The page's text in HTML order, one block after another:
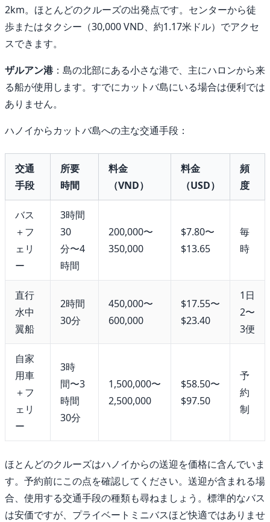
2km。ほとんどのクルーズの出発点です。センターから徒
歩またはタクシー（30,000 VND、約1.17米ドル）でアクセ
スできます。
ザルアン港：島の北部にある小さな港で、主にハロンから来
る船が使用します。すでにカットバ島にいる場合は便利では
ありません。
ハノイからカットバ島への主な交通手段：
交通
手段
所要
時間
料金
（VND）
料金
（USD）
頻
度
バス
＋フ
ェリ
ー
3時間
30
分〜4
時間
200,000〜
350,000
$7.80〜
$13.65
毎
時
直行
水中
翼船
2時間
30分
450,000〜
600,000
$17.55〜
$23.40
1日
2〜
3便
自家
用車
＋フ
ェリ
ー
3時
間〜3
時間
30分
1,500,000〜
2,500,000
$58.50〜
$97.50
予
約
制
ほとんどのクルーズはハノイからの送迎を価格に含んでいま
す。予約前にこの点を確認してください。送迎が含まれる場
合、使用する交通手段の種類も尋ねましょう。標準的なバス
は安価ですが、プライベートミニバスほど快適ではありませ